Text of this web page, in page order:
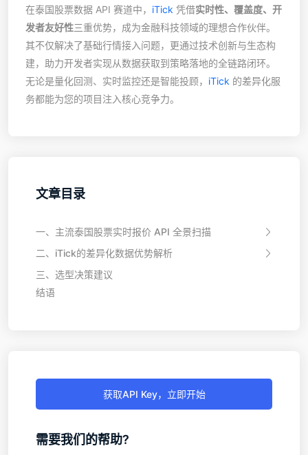
在泰国股票数据 API 赛道中， iTick 凭借实时性、覆盖度、开
发者友好性三重优势，成为金融科技领域的理想合作伙伴。
其不仅解决了基础行情接入问题，更通过技术创新与生态构
建，助力开发者实现从数据获取到策略落地的全链路闭环。
无论是量化回测、实时监控还是智能投顾， iTick 的差异化服
务都能为您的项目注入核心竞争力。
文章目录
一、主流泰国股票实时报价 API 全景扫描
二、iTick的差异化数据优势解析
三、选型决策建议
结语
获取API Key，立即开始
需要我们的帮助?